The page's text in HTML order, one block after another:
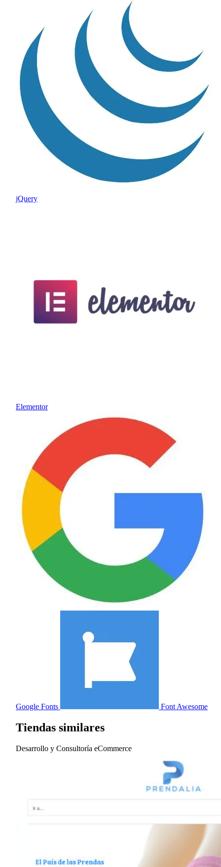
jQuery
Elementor
Google Fonts Font Awesome
Tiendas similares
Desarrollo y Consultoría eCommerce